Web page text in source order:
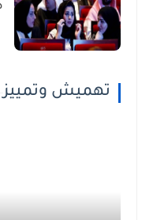
تهميش وتمييز